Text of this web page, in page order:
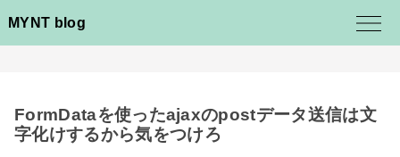
MYNT blog
FormDataを使ったajaxのpostデータ送信は文
字化けするから気をつけろ